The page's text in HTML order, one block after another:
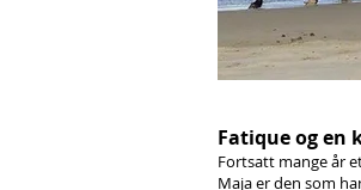
Fatique og en
Fortsatt mange år
Maja er den som